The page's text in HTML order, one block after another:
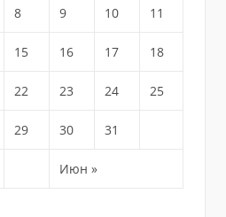
Июн »
8 9 10 11
15 16 17 18
22 23 24 25
29 30 31